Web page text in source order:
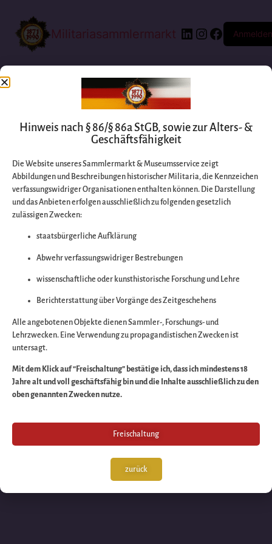
Militariasammlermarkt Anmelden
Entschuldigen Sie
bitte die
Wir arbeiten an
großartigen Sache
schauen Sie bald
wieder vorbei!
Hinweis nach § 86/§ 86a StGB, sowie zur Alters- &
Geschäftsfähigkeit
Die Website unseres Sammlermarkt & Museumsservice zeigt
Abbildungen und Beschreibungen historischer Militaria, die Kennzeichen
verfassungswidriger Organisationen enthalten können. Die Darstellung
und das Anbieten erfolgen ausschließlich zu folgenden gesetzlich
zulässigen Zwecken:
staatsbürgerliche Aufklärung
Abwehr verfassungswidriger Bestrebungen
wissenschaftliche oder kunsthistorische Forschung und Lehre
Berichterstattung über Vorgänge des Zeitgeschehens
Alle angebotenen Objekte dienen Sammler-, Forschungs- und
Lehrzwecken. Eine Verwendung zu propagandistischen Zwecken ist
untersagt.
Mit dem Klick auf “Freischaltung” bestätige ich, dass ich mindestens 18
Jahre alt und voll geschäftsfähig bin und die Inhalte ausschließlich zu den
oben genannten Zwecken nutze.
Freischaltung
zurück